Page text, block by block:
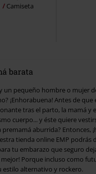
Camiseta
barata
un pequeño hombre o mujer
¡Enhorabuena! Antes de que
tras el parto, la mamá y
cuerpo... y éste quiere
aburrida? Entonces,
tienda online EMP podrás
tu embarazo que seguro
mejor! Porque incluso como
estilo alternativo y rockero.